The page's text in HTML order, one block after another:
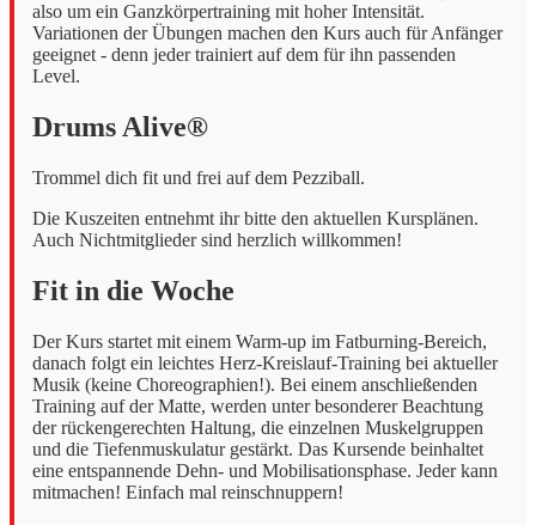
also um ein Ganzkörpertraining mit hoher Intensität.
Variationen der Übungen machen den Kurs auch für Anfänger
geeignet - denn jeder trainiert auf dem für ihn passenden
Level.
Drums Alive®
Trommel dich fit und frei auf dem Pezziball.
Die Kuszeiten entnehmt ihr bitte den aktuellen Kursplänen.
Auch Nichtmitglieder sind herzlich willkommen!
Fit in die Woche
Der Kurs startet mit einem Warm-up im Fatburning-Bereich,
danach folgt ein leichtes Herz-Kreislauf-Training bei aktueller
Musik (keine Choreographien!). Bei einem anschließenden
Training auf der Matte, werden unter besonderer Beachtung
der rückengerechten Haltung, die einzelnen Muskelgruppen
und die Tiefenmuskulatur gestärkt. Das Kursende beinhaltet
eine entspannende Dehn- und Mobilisationsphase. Jeder kann
mitmachen! Einfach mal reinschnuppern!